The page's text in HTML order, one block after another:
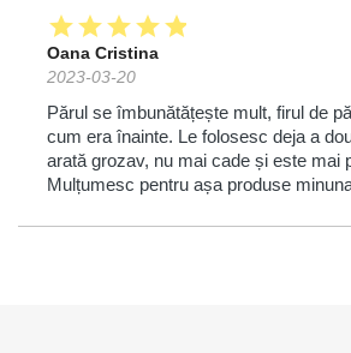
starstarstarstarstar
Oana Cristina
2023-03-20
Părul se îmbunătățește mult, firul de
cum era înainte. Le folosesc deja a
arată grozav, nu mai cade și este mai
Mulțumesc pentru așa produse